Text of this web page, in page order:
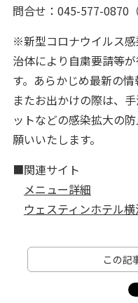
問合せ：045-577-0870
※新型コロナウイルス
治体により自粛要請等
す。あらかじめ最新の情
またお出かけの際は、
ットなどの感染拡大の
願いいたします。
■関連サイト
メニュー詳細
ウェスティンホテル
この記